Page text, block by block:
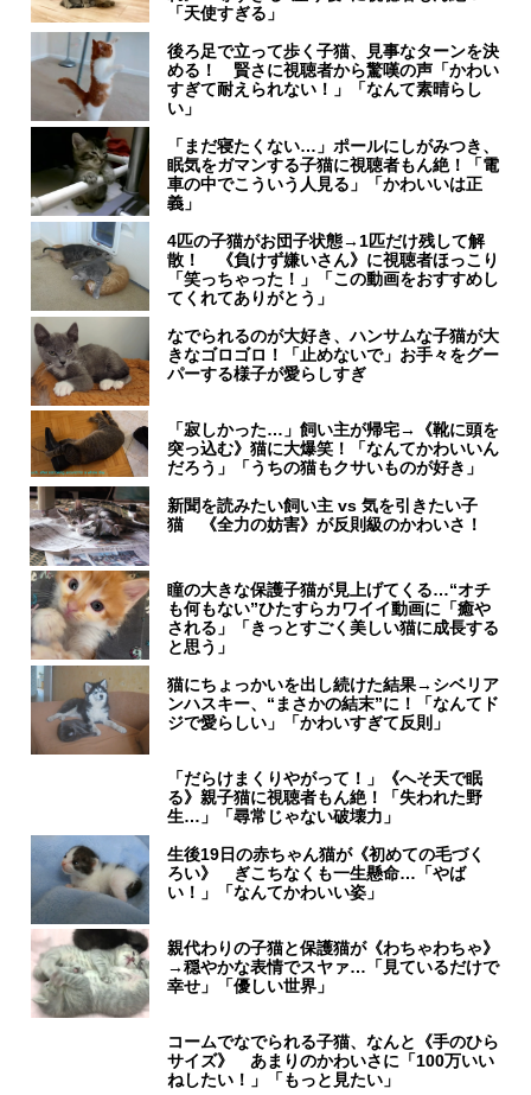
「天使すぎる」
後ろ足で立って歩く子猫、見事なターンを決
める！ 賢さに視聴者から驚嘆の声「かわい
すぎて耐えられない！」「なんて素晴らし
い」
「まだ寝たくない…」ポールにしがみつき、
眠気をガマンする子猫に視聴者もん絶！「電
車の中でこういう人見る」「かわいいは正
義」
4匹の子猫がお団子状態→1匹だけ残して解
散！ 《負けず嫌いさん》に視聴者ほっこり
「笑っちゃった！」「この動画をおすすめし
てくれてありがとう」
なでられるのが大好き、ハンサムな子猫が大
きなゴロゴロ！「止めないで」お手々をグー
パーする様子が愛らしすぎ
「寂しかった…」飼い主が帰宅→《靴に頭を
突っ込む》猫に大爆笑！「なんてかわいいん
だろう」「うちの猫もクサいものが好き」
新聞を読みたい飼い主 vs 気を引きたい子
猫 《全力の妨害》が反則級のかわいさ！
瞳の大きな保護子猫が見上げてくる…“オチ
も何もない”ひたすらカワイイ動画に「癒や
される」「きっとすごく美しい猫に成長する
と思う」
猫にちょっかいを出し続けた結果→シベリア
ンハスキー、“まさかの結末”に！「なんてド
ジで愛らしい」「かわいすぎて反則」
「だらけまくりやがって！」《へそ天で眠
る》親子猫に視聴者もん絶！「失われた野
生…」「尋常じゃない破壊力」
生後19日の赤ちゃん猫が《初めての毛づく
ろい》 ぎこちなくも一生懸命…「やば
い！」「なんてかわいい姿」
親代わりの子猫と保護猫が《わちゃわちゃ》
→穏やかな表情でスヤァ…「見ているだけで
幸せ」「優しい世界」
コームでなでられる子猫、なんと《手のひら
サイズ》 あまりのかわいさに「100万いい
ねしたい！」「もっと見たい」